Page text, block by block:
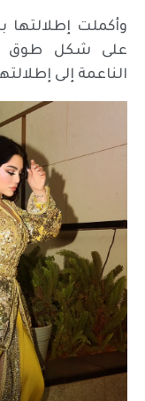
وأكملت إطلالتها
على شكل طوق
الناعمة إلى